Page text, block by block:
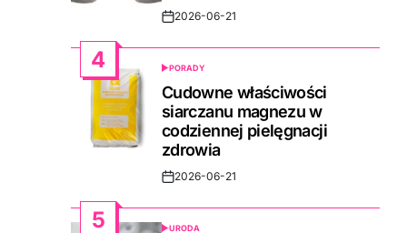
Post2026-06-21
4
POSTED
IN
PORADY
Cudowne właściwości
siarczanu magnezu w
codziennej pielęgnacji
zdrowia
Post2026-06-21
5 URODA